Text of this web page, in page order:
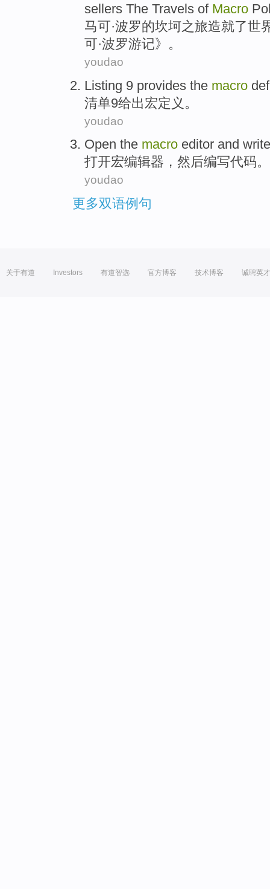
sellers The Travels of Macro
马可·波罗的坎坷之旅造就了
可·波罗游记》。
youdao
Listing 9 provides the macro
清单9给出宏定义 。
youdao
Open the macro editor and write
打开宏编辑器 ， 然后编写代码。
youdao
更多双语例句
关于有道 Investors 有道智选 官方博客 技术博客 诚聘英才